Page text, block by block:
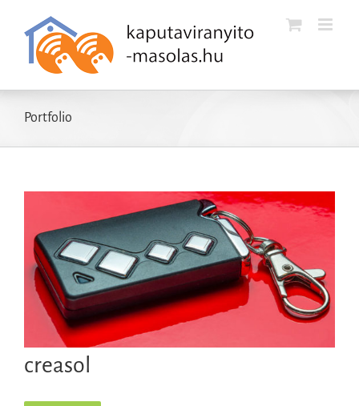
Kihagyás
Portfolio
creasol